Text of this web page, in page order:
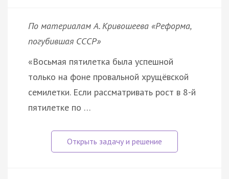
По материалам А. Кривошеева «Реформа,
погубившая СССР»
«Восьмая пятилетка была успешной
только на фоне провальной хрущёвской
семилетки. Если рассматривать рост в 8-й
пятилетке по …